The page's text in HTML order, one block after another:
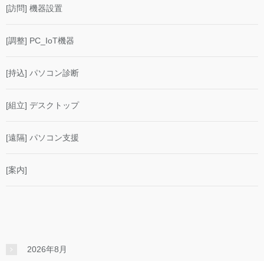
[訪問] 機器設置
[調整] PC_IoT機器
[持込] パソコン診断
[組立] デスクトップ
[遠隔] パソコン支援
[案内]
2026年8月